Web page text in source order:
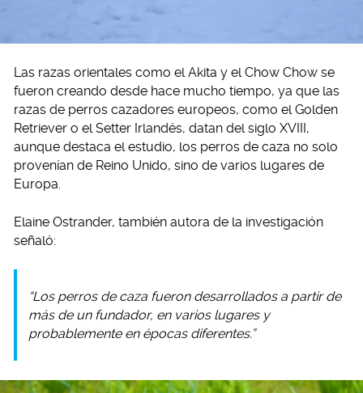
Las razas orientales como el Akita y el Chow Chow se
fueron creando desde hace mucho tiempo, ya que las
razas de perros cazadores europeos, como el Golden
Retriever o el Setter Irlandés, datan del siglo XVIII,
aunque destaca el estudio, los perros de caza no solo
provenían de Reino Unido, sino de varios lugares de
Europa.
Elaine Ostrander, también autora de la investigación
señaló:
“Los perros de caza fueron desarrollados a partir de
más de un fundador, en varios lugares y
probablemente en épocas diferentes.”